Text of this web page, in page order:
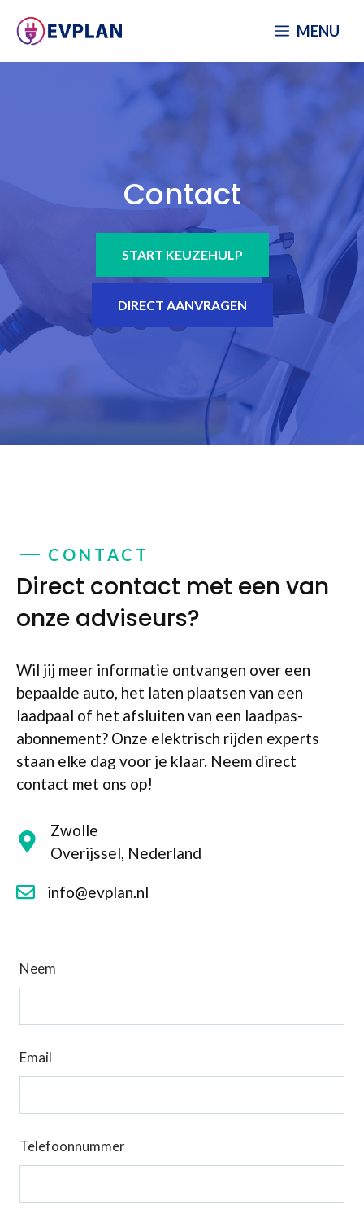
naar
MENU
Contact
START KEUZEHULP
DIRECT AANVRAGEN
CONTACT
Direct contact met een van
onze adviseurs?
Wil jij meer informatie ontvangen over een
bepaalde auto, het laten plaatsen van een
laadpaal of het afsluiten van een laadpas-
abonnement? Onze elektrisch rijden experts
staan elke dag voor je klaar. Neem direct
contact met ons op!
Zwolle
Overijssel, Nederland
info@evplan.nl
Laat
dit
blanco
Neem
Email
Telefoonnummer